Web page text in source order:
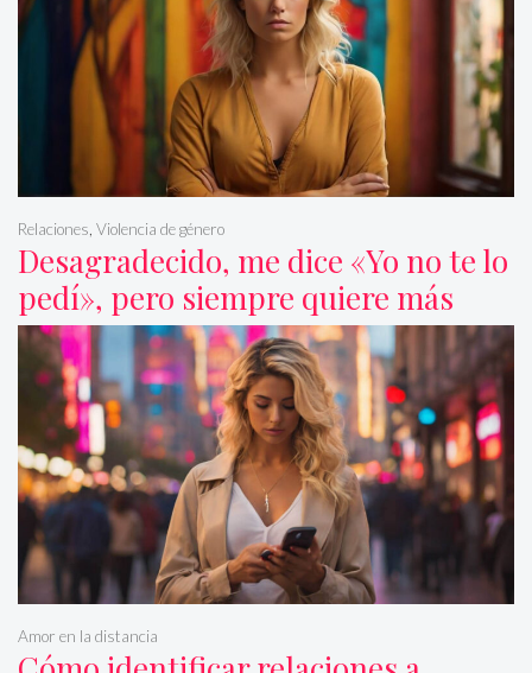
Desagradecido, me dice «Yo no te lo
pedí», pero siempre quiere más
Relaciones Violencia de género
Amor en la distancia